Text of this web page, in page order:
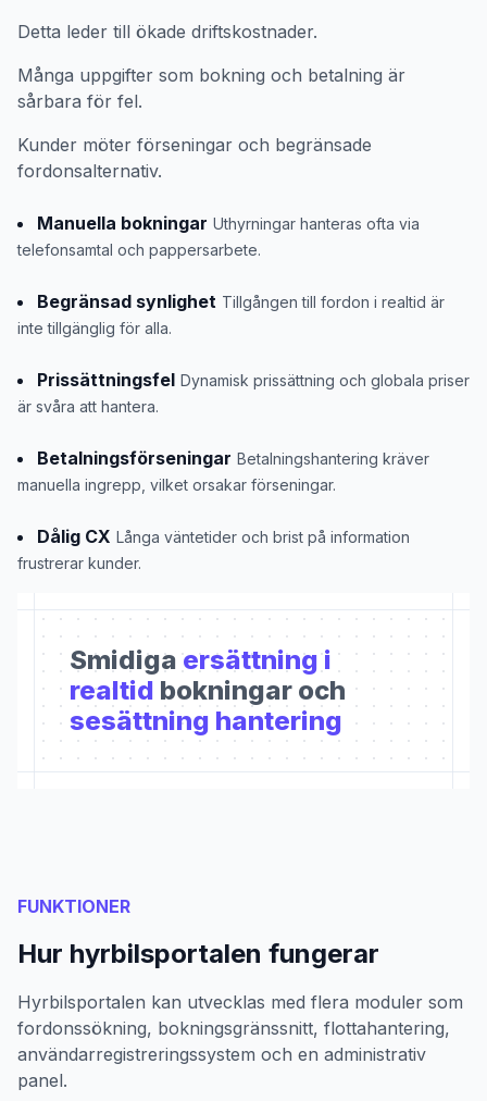
Smidigaersättning i
realtid bokningar och
sesättning hantering
Detta leder till ökade driftskostnader.
Många uppgifter som bokning och betalning är
sårbara för fel.
Kunder möter förseningar och begränsade
fordonsalternativ.
Manuella bokningar Uthyrningar hanteras ofta via
telefonsamtal och pappersarbete.
Begränsad synlighet Tillgången till fordon i realtid är
inte tillgänglig för alla.
Prissättningsfel Dynamisk prissättning och globala priser
är svåra att hantera.
Betalningsförseningar Betalningshantering kräver
manuella ingrepp, vilket orsakar förseningar.
Dålig CX Långa väntetider och brist på information
frustrerar kunder.
FUNKTIONER
Hur hyrbilsportalen fungerar
Hyrbilsportalen kan utvecklas med flera moduler som
fordonssökning, bokningsgränssnitt, flottahantering,
användarregistreringssystem och en administrativ
panel.